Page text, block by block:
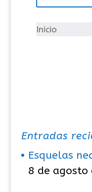
íInicio
Entradas
Esquelas
8 de agosto